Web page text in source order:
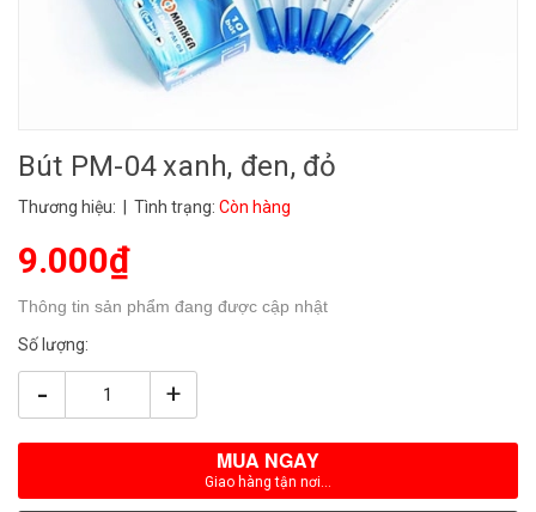
Bút PM-04 xanh, đen, đỏ
Thương hiệu: | Tình trạng: Còn hàng
9.000₫
Thông tin sản phẩm đang được cập nhật
Số lượng:
- +
MUA NGAY
Giao hàng tận nơi...